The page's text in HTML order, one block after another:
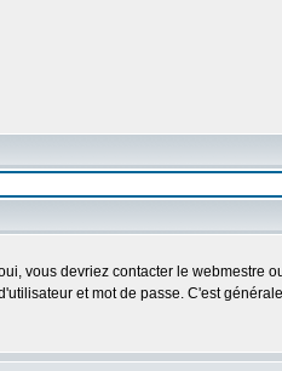
vous devriez contacter le webmestre
et mot de passe. C'est